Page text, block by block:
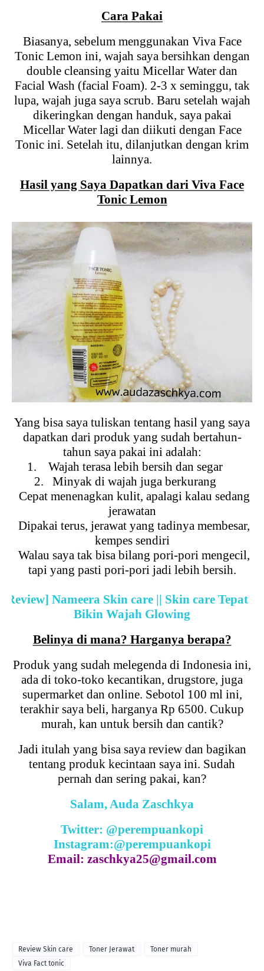
Cara Pakai
Biasanya, sebelum menggunakan Viva Face
Tonic Lemon ini, wajah saya bersihkan dengan
double cleansing yaitu Micellar Water dan
Facial Wash (facial Foam). 2-3 x seminggu, tak
lupa, wajah juga saya scrub. Baru setelah wajah
dikeringkan dengan handuk, saya pakai
Micellar Water lagi dan diikuti dengan Face
Tonic ini. Setelah itu, dilanjutkan dengan krim
lainnya.
Hasil yang Saya Dapatkan dari Viva Face
Tonic Lemon
Yang bisa saya tuliskan tentang hasil yang saya
dapatkan dari produk yang sudah bertahun-
tahun saya pakai ini adalah:
1.
Wajah terasa lebih bersih dan segar
2.
Minyak di wajah juga berkurang
Cepat menenagkan kulit, apalagi kalau sedang
jerawatan
Dipakai terus, jerawat yang tadinya membesar,
kempes sendiri
Walau saya tak bisa bilang pori-pori mengecil,
tapi yang pasti pori-pori jadi lebih bersih.
[Review] Nameera Skin care || Skin care Tepat
Bikin Wajah Glowing
Belinya di mana? Harganya berapa?
Produk yang sudah melegenda di Indonesia ini,
ada di toko-toko kecantikan, drugstore, juga
supermarket dan online. Sebotol 100 ml ini,
terakhir saya beli, harganya Rp 6500. Cukup
murah, kan untuk bersih dan cantik?
Jadi itulah yang bisa saya review dan bagikan
tentang produk kecintaan saya ini. Sudah
pernah dan sering pakai, kan?
Salam, Auda Zaschkya
Twitter: @perempuankopi
Instagram:@perempuankopi
Email: zaschkya25@gmail.com
Review Skin care Toner Jerawat
Toner murah
Viva Fact tonic